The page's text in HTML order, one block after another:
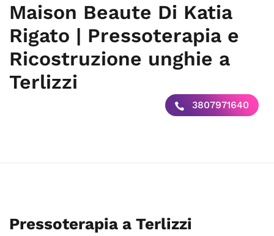
Maison Beaute Di Katia
Rigato | Pressoterapia e
Ricostruzione unghie a
Terlizzi
3807971640
Pressoterapia a Terlizzi